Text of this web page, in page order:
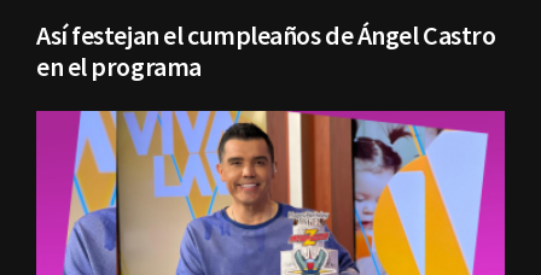
Así festejan el cumpleaños de Ángel Castro
en el programa